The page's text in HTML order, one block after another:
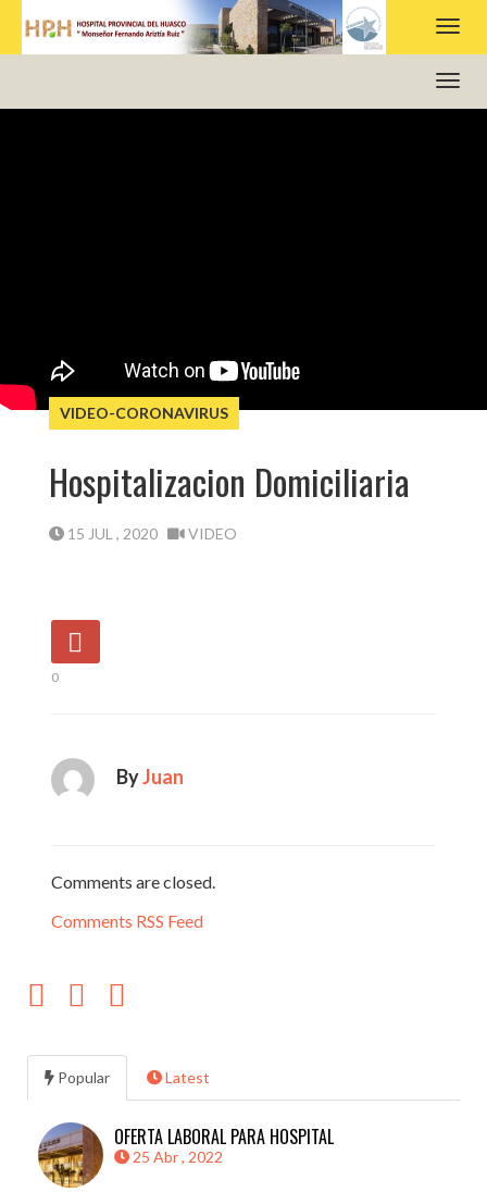
HOSPITAL PROVINCIAL DEL HUASCO
VIDEO-CORONAVIRUS
Hospitalizacion Domiciliaria
15 JUL , 2020 VIDEO
0
ByJuan
Comments are closed.
Comments RSS Feed
Popular Latest
OFERTA LABORAL PARA HOSPITAL
25 Abr , 2022